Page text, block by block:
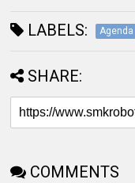
LABELS: Agenda
SHARE:
COMMENTS